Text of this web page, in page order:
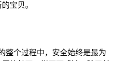
宝贝。
整个过程中，安全始终是最为